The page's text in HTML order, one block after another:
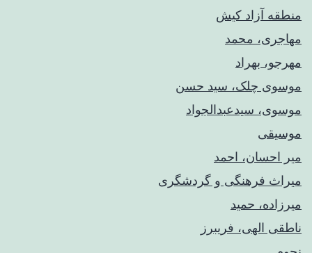
منطقه آزاد کیش
مهاجری، محمد
مهرجو، بهراد
موسوی چلک، سید حسن
موسوی، سیدعبدالجواد
موسیقی
میر احسان، احمد
میراث فرهنگی و گردشگری
میرزاده، حمید
ناطقی الهی، فریبرز